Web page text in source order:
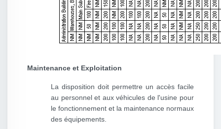
Maintenance et Exploitation
La disposition doit permettre un accès facile
au personnel et aux véhicules de l'usine pour
le fonctionnement et la maintenance normaux
des équipements.